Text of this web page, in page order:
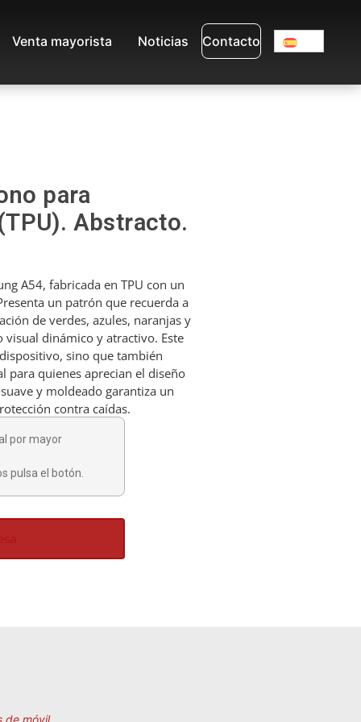
Venta mayorista Noticias Contacto
para
Abstracto.
A54, fabricada en TPU con un
un patrón que recuerda a
de verdes, azules, naranjas y
dinámico y atractivo. Este
sino que también
para quienes aprecian el diseño
y moldeado garantiza un
contra caídas.
por mayor
pulsa el botón.
de móvil